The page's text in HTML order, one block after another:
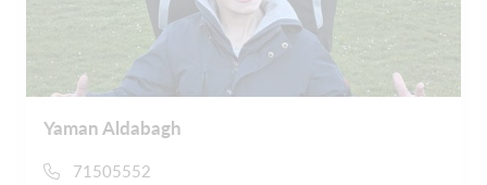
Yaman Aldabagh
71505552